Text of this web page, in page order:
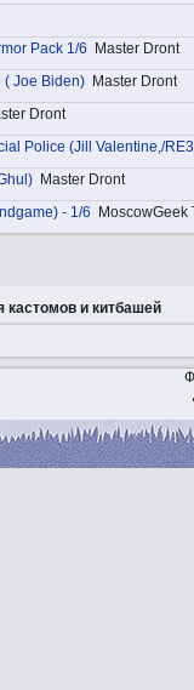
Pack 1/6
Master Dront
( Joe Biden) Master Dront
Dront
Police (Jill Valentine,/
Master Dront
- 1/6
MoscowGeek
кастомов и китбашей